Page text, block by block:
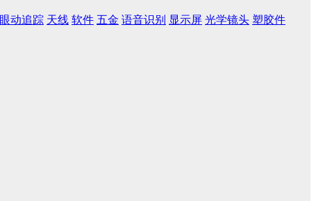
眼动追踪 天线 软件 五金 语音识别 显示屏 光学镜头 塑胶件